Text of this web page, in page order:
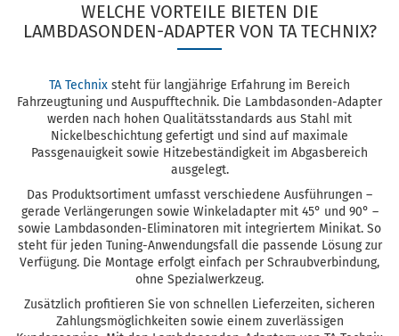
WELCHE VORTEILE BIETEN DIE
LAMBDASONDEN-ADAPTER VON TA TECHNIX?
TA Technix steht für langjährige Erfahrung im Bereich
Fahrzeugtuning und Auspufftechnik. Die Lambdasonden-Adapter
werden nach hohen Qualitätsstandards aus Stahl mit
Nickelbeschichtung gefertigt und sind auf maximale
Passgenauigkeit sowie Hitzebeständigkeit im Abgasbereich
ausgelegt.
Das Produktsortiment umfasst verschiedene Ausführungen –
gerade Verlängerungen sowie Winkeladapter mit 45° und 90° –
sowie Lambdasonden-Eliminatoren mit integriertem Minikat. So
steht für jeden Tuning-Anwendungsfall die passende Lösung zur
Verfügung. Die Montage erfolgt einfach per Schraubverbindung,
ohne Spezialwerkzeug.
Zusätzlich profitieren Sie von schnellen Lieferzeiten, sicheren
Zahlungsmöglichkeiten sowie einem zuverlässigen